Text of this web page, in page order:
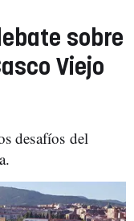
sobre
Viejo
desafíos del